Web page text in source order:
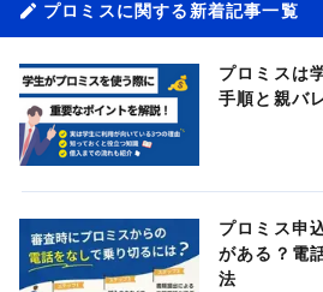
プロミスに関する新着記事一覧
プロミスは
手順と親バ
プロミス申
がある？電
法